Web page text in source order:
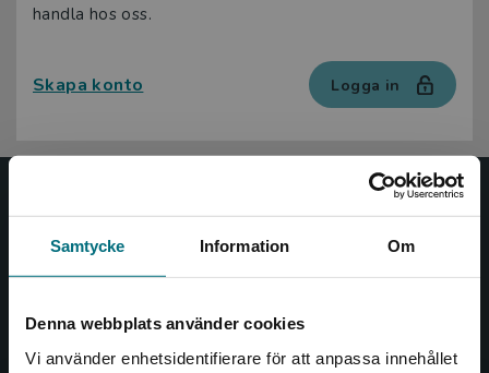
Samtycke Information Om
Denna webbplats använder cookies
Vi använder enhetsidentifierare för att anpassa innehållet
handla hos oss.
Skapa konto Logga in
Nypon och Vilja
Nypon och Vilja förlag ger ut böcker som väcker läslust
såväl barn som vuxna.
Nypon och Vilja förlag är en del av Studentlitteratur.